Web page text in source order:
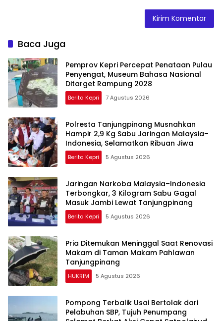
Baca Juga
Pemprov Kepri Percepat Penataan Pulau
Penyengat, Museum Bahasa Nasional
Ditarget Rampung 2028
Berita Kepri 7 Agustus 2026
Polresta Tanjungpinang Musnahkan
Hampir 2,9 Kg Sabu Jaringan Malaysia–
Indonesia, Selamatkan Ribuan Jiwa
Berita Kepri 5 Agustus 2026
Jaringan Narkoba Malaysia–Indonesia
Terbongkar, 3 Kilogram Sabu Gagal
Masuk Jambi Lewat Tanjungpinang
Berita Kepri 5 Agustus 2026
Pria Ditemukan Meninggal Saat Renovasi
Makam di Taman Makam Pahlawan
Tanjungpinang
HUKRIM 5 Agustus 2026
Pompong Terbalik Usai Bertolak dari
Pelabuhan SBP, Tujuh Penumpang